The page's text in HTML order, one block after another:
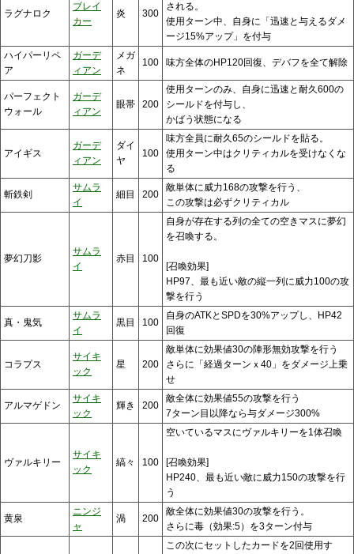
ラグナロク
ブレイ
カー
炎 300
される。
使用ターン中、自身に「迅速と与えるダメ
ージ15%アップ」を付与
ハイパーリペ
ア
ガーデ
ィアン
メガ
ネ
100 味方全体のHP120回復、デバフを全て解除
パーフェクト
ウォール
ガーデ
ィアン
眼帯 200
使用ターンのみ、自身に迅速と耐久600の
シールドを付与し、
かばう状態になる
アイギス
ガーデ
ィアン
ダイ
ヤ
100
味方全員に耐久65のシールドを貼る。
使用ターン中はクリティカルを受けなくな
る
斬鉄剣
サムラ
イ
細目 200
敵単体に威力168の攻撃を行う、
この攻撃は必ずクリティカル
夢幻刀影
サムラ
イ
赤目 100
自身が存在する列の全ての空きマスに夢幻
を召喚する。
[召喚効果]
HP97、最も近い敵の縦一列に威力100の攻
撃を行う
真・鬼気
サムラ
イ
黒目 100
自身のATKとSPDを30%アップし、HP42
回復
コラプス
サイキ
ック
星 200
敵単体に効果値30の陣形無効攻撃を行う
さらに「経過ターンｘ40」をダメージ上乗
せ
アルマゲドン
サイキ
ック
輝き 200
敵全体に効果値55の攻撃を行う
7ターン目以降なら与ダメージ300%
ヴァルキリー
サイキ
ック
縞々 100
空いているマスにヴァルキリーを1体召喚
[召喚効果]
HP240、最も近い敵に威力150の攻撃を行
う
黄泉
ニンジ
ャ
渦 200
敵全体に効果値30の攻撃を行う。
さらに毒（効果:5）を3ターン付与
この次にセットしたカードを2回使用す